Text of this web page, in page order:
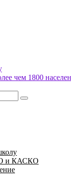
чем 1800
и КАСКО